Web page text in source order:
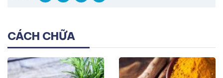
CÁCH CHỮA